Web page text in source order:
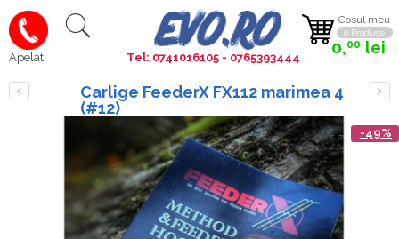
Apelati
Cosul meu
0 Produse
0,00 lei
Tel: 0741016105 - 0765393444
Carlige FeederX FX112 marimea 4
(#12)
-49%